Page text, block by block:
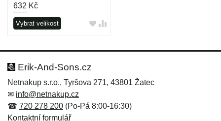
632 Kč
Vybrat velikost
Erik-And-Sons.cz
Netnakup s.r.o., Tyršova 271, 43801 Žatec
✉ info@netnakup.cz
☎ 720 278 200 (Po-Pá 8:00-16:30)
Kontaktní formulář